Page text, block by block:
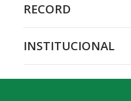
RECORD
INSTITUCIONAL